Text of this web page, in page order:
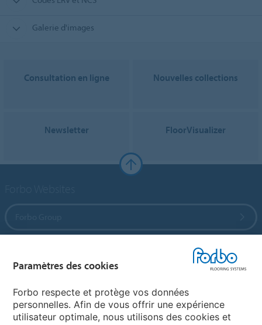
Galerie d'images
Consultation en ligne Nouvelles collections
Newsletter FloorVisualizer
Paramètres des cookies
Forbo respecte et protège vos données
personnelles. Afin de vous offrir une expérience
utilisateur optimale, nous utilisons des cookies et